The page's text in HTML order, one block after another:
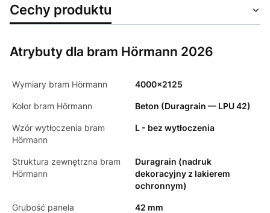
Cechy produktu
Atrybuty dla bram Hörmann 2026
Wymiary bram Hörmann 4000x2125
Kolor bram Hörmann Beton (Duragrain — LPU 42)
Wzór wytłoczenia bram
Hörmann
L - bez wytłoczenia
Struktura zewnętrzna bram
Hörmann
Duragrain (nadruk
dekoracyjny z lakierem
ochronnym)
Grubość panela 42 mm